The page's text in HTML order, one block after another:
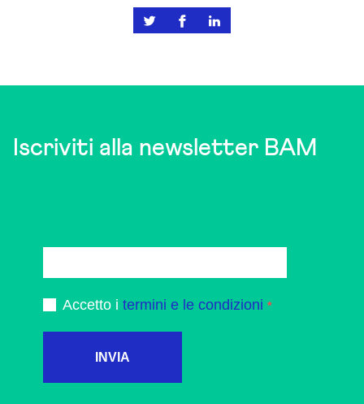
Iscriviti alla newsletter BAM
Accetto i termini e le condizioni
INVIA